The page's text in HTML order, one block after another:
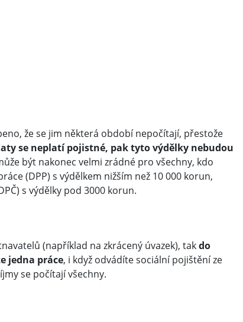
že se jim některá období nepočítají, přestože
se neplatí pojistné, pak tyto výdělky nebudou
být nakonec velmi zrádné pro všechny, kdo
(DPP) s výdělkem nižším než 10 000 korun,
s výdělky pod 3000 korun.
(například na zkrácený úvazek), takdo
jedna práce, i když odvádíte sociální pojištění ze
se počítají všechny.